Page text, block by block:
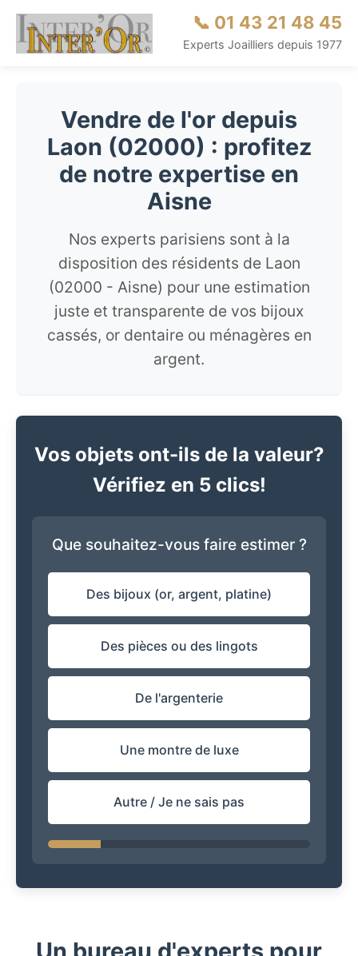
📞 01 43 21 48 45
Experts Joailliers depuis 1977
Vendre de l'or depuis
Laon (02000) : profitez
de notre expertise en
Aisne
Nos experts parisiens sont à la
disposition des résidents de Laon
(02000 - Aisne) pour une estimation
juste et transparente de vos bijoux
cassés, or dentaire ou ménagères en
argent.
Vos objets ont-ils de la valeur?
Vérifiez en 5 clics!
Que souhaitez-vous faire estimer ?
Des bijoux (or, argent, platine)
Des pièces ou des lingots
De l'argenterie
Une montre de luxe
Autre / Je ne sais pas